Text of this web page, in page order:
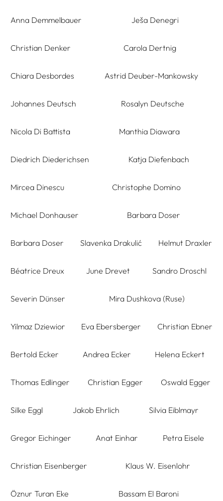
Anna Demmelbauer Ješa Denegri
Christian Denker Carola Dertnig
Chiara Desbordes Astrid Deuber-Mankowsky
Johannes Deutsch Rosalyn Deutsche
Nicola Di Battista Manthia Diawara
Diedrich Diederichsen Katja Diefenbach
Mircea Dinescu Christophe Domino
Michael Donhauser Barbara Doser
Barbara Doser Slavenka Drakulić Helmut Draxler
Béatrice Dreux June Drevet Sandro Droschl
Severin Dünser Mira Dushkova (Ruse)
Yilmaz Dziewior Eva Ebersberger Christian Ebner
Bertold Ecker Andrea Ecker Helena Eckert
Thomas Edlinger Christian Egger Oswald Egger
Silke Eggl Jakob Ehrlich Silvia Eiblmayr
Gregor Eichinger Anat Einhar Petra Eisele
Christian Eisenberger Klaus W. Eisenlohr
Öznur Turan Eke Bassam El Baroni